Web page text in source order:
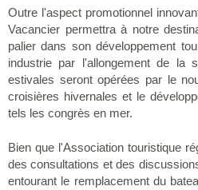
Outre l'aspect promotionnel
Vacancier permettra à notre
palier dans son développement
industrie par l'allongement de la
estivales seront opérées par le
croisières hivernales et le
tels les congrès en mer.
Bien que l'Association touristique
des consultations et des
entourant le remplacement du